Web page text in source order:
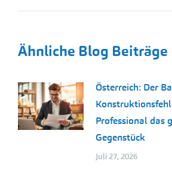
Ähnliche Blog Beiträge
Österreich: Der
Professional das
Gegenstück
Juli 27, 2026